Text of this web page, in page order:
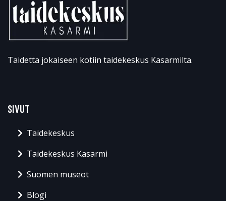
Taidetta jokaiseen kotiin taidekeskus Kasarmilta.
SIVUT
Taidekeskus
Taidekeskus Kasarmi
Suomen museot
Blogi